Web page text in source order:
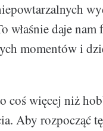
właśnie daje
momentów i
coś więcej niż
Aby rozpocząć